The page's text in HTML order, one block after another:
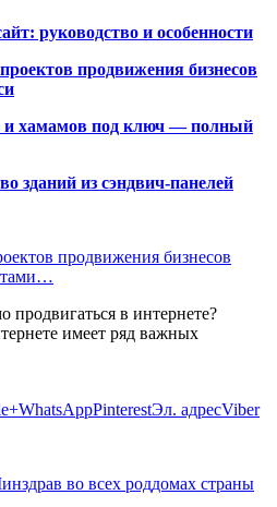
руководство и особенности
продвижения бизнесов
и хамамов под ключ — полный
зданий из сэндвич-панелей
продвижения бизнесов
продвигаться в интернете?
имеет ряд важных
WhatsAppPinterestЭл. адресViber
во всех роддомах страны